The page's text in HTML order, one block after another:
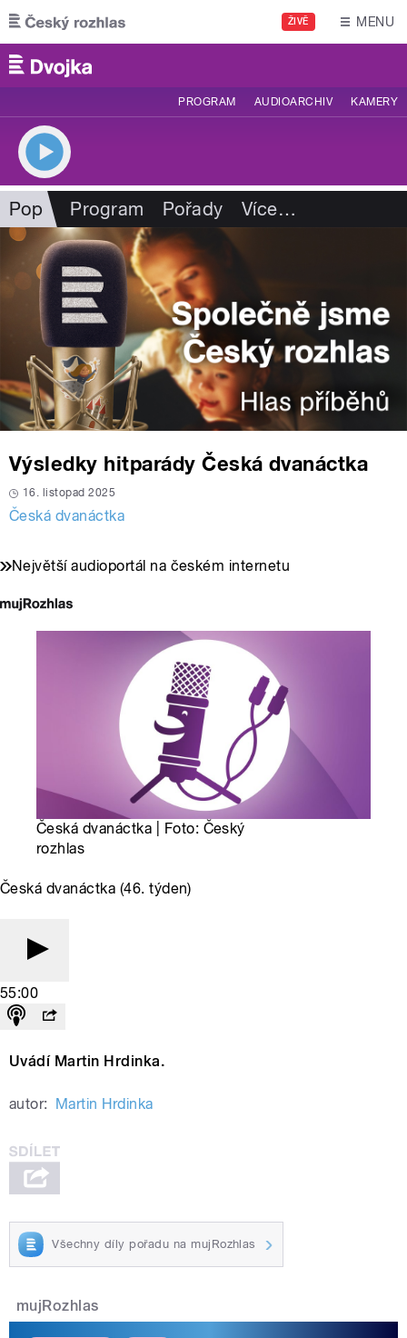
Přejít k hlavnímu obsahu
ŽIVĚ MENU
PROGRAM AUDIOARCHIV KAMERY
Pop Program Pořady Více…
Výsledky hitparády Česká dvanáctka
16. listopad 2025
Česká dvanáctka
Největší audioportál na českém internetu
Česká dvanáctka | Foto: Český
rozhlas
Česká dvanáctka (46. týden)
55:00
Uvádí Martin Hrdinka.
autor: Martin Hrdinka
Všechny díly pořadu na mujRozhlas
mujRozhlas